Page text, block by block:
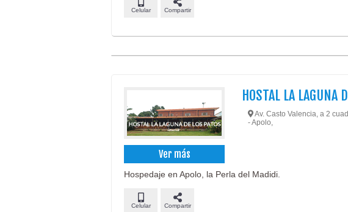
Celular Compartir
Ver más
HOSTAL LA LAGUNA
Av. Casto Valencia, a 2
- Apolo,
Hospedaje en Apolo, la Perla del Madidi.
Celular Compartir